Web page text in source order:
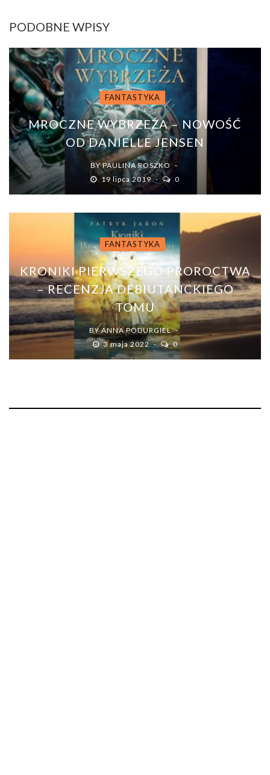
PODOBNE WPISY
FANTASTYKA
MROCZNE WYBRZEŻA – NOWOŚĆ
OD DANIELLE JENSEN
BYPAULINA ROSZKO
19 lipca 2019
0
FANTASTYKA
KRONIKI PIERWSZEGO PROROCTWA
– RECENZJA DEBIUTANCKIEGO
TOMU
BYANNA PODURGIEL
3 maja 2022
0